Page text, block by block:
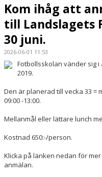
TRUPPEN
BILDGALLERI
DOKUMENT
Kom ihåg att
till Landslagets
30 juni.
2026-06-01 11:53
Fotbollsskolan vänder sig i
2019.
Den är planerad till vecka 33 =
09:00 -13:00.
Mellanmål eller lättare lunch
Kostnad 650:-/person.
Klicka på länken nedan för
anmälan.